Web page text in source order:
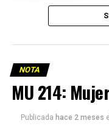
NOTA
MU 214:
Publicada hace 2 meses